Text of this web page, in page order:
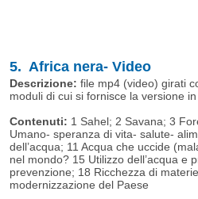
5. Africa nera- Video
Descrizione: file mp4 (video) girati
moduli di cui si fornisce la versione
Contenuti: 1 Sahel; 2 Savana; 3
Umano- speranza di vita- salute-
dell’acqua; 11 Acqua che uccide
nel mondo? 15 Utilizzo dell’acqua e
prevenzione; 18 Ricchezza di
modernizzazione del Paese